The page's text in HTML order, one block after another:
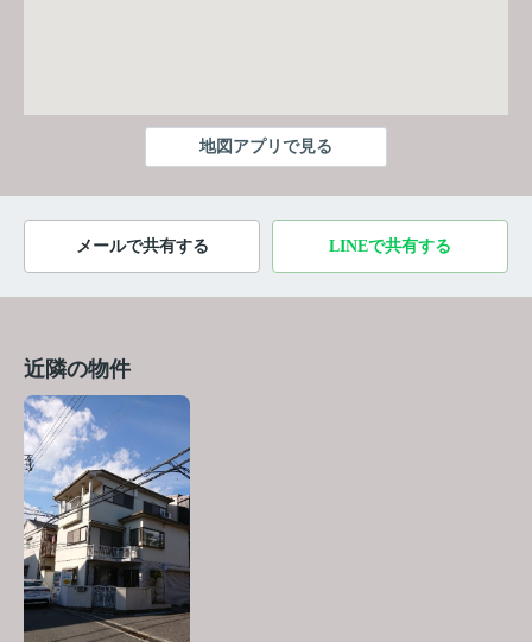
地図アプリで見る
メールで共有する LINEで共有する
近隣の物件